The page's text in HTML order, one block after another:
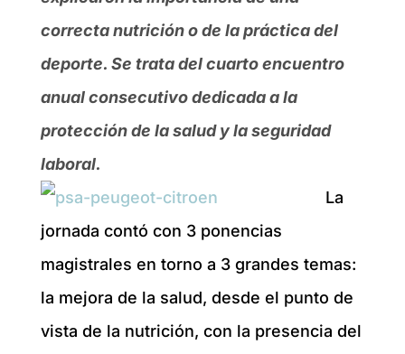
correcta nutrición o de la práctica del
deporte. Se trata del cuarto encuentro
anual consecutivo dedicada a la
protección de la salud y la seguridad
laboral.
La
jornada contó con 3 ponencias
magistrales en torno a 3 grandes temas:
la mejora de la salud, desde el punto de
vista de la nutrición, con la presencia del